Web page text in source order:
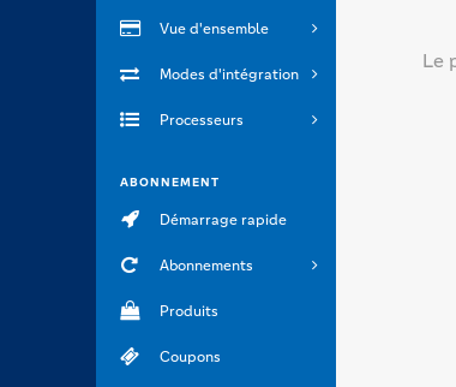
Vue d'ensemble
Modes d'intégration
Processeurs
ABONNEMENT
Démarrage rapide
Abonnements
Produits
Coupons
Le